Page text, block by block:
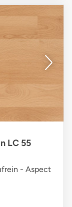
LC 55
- Aspect